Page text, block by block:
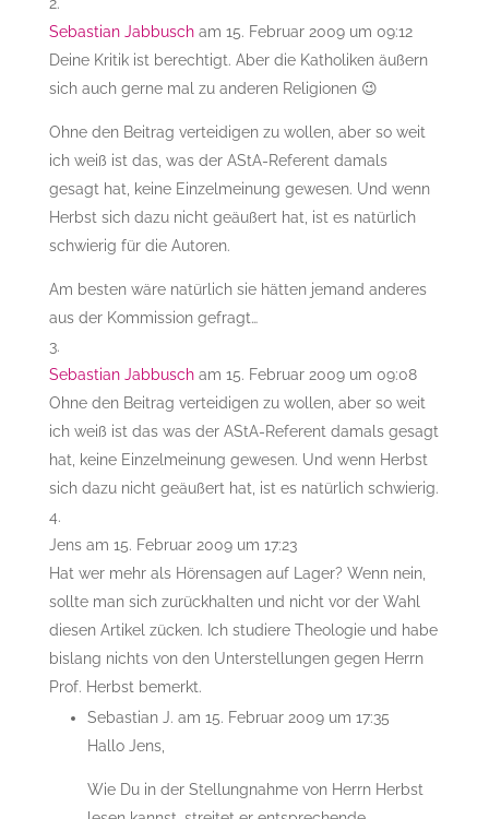
Sebastian Jabbusch am 15. Februar 2009 um 09:12
Deine Kritik ist berechtigt. Aber die Katholiken äußern
sich auch gerne mal zu anderen Religionen 😉
Ohne den Beitrag verteidigen zu wollen, aber so weit
ich weiß ist das, was der AStA-Referent damals
gesagt hat, keine Einzelmeinung gewesen. Und wenn
Herbst sich dazu nicht geäußert hat, ist es natürlich
schwierig für die Autoren.
Am besten wäre natürlich sie hätten jemand anderes
aus der Kommission gefragt…
Sebastian Jabbusch am 15. Februar 2009 um 09:08
Ohne den Beitrag verteidigen zu wollen, aber so weit
ich weiß ist das was der AStA-Referent damals gesagt
hat, keine Einzelmeinung gewesen. Und wenn Herbst
sich dazu nicht geäußert hat, ist es natürlich schwierig.
Jens am 15. Februar 2009 um 17:23
Hat wer mehr als Hörensagen auf Lager? Wenn nein,
sollte man sich zurückhalten und nicht vor der Wahl
diesen Artikel zücken. Ich studiere Theologie und habe
bislang nichts von den Unterstellungen gegen Herrn
Prof. Herbst bemerkt.
Sebastian J. am 15. Februar 2009 um 17:35
Hallo Jens,
Wie Du in der Stellungnahme von Herrn Herbst